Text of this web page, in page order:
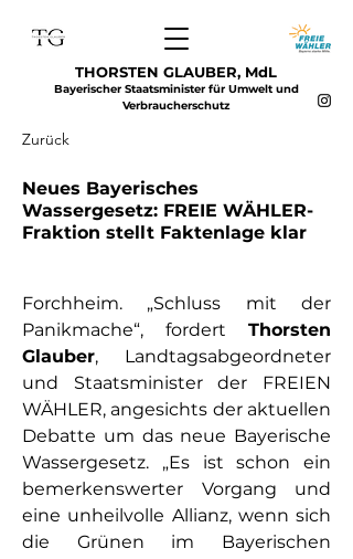
THORSTEN GLAUBER, MdL
Bayerischer Staatsminister für Umwelt und
Verbraucherschutz
Zurück
Neues Bayerisches
Wassergesetz: FREIE WÄHLER-
Fraktion stellt Faktenlage klar
Forchheim. „Schluss mit der
Panikmache“, fordert Thorsten
Glauber, Landtagsabgeordneter
und Staatsminister der FREIEN
WÄHLER, angesichts der aktuellen
Debatte um das neue Bayerische
Wassergesetz. „Es ist schon ein
bemerkenswerter Vorgang und
eine unheilvolle Allianz, wenn sich
die Grünen im Bayerischen